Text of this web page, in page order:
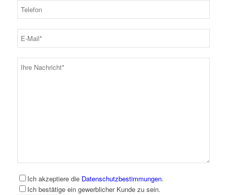
Ich akzeptiere die Datenschutzbestimmungen.
Ich bestätige ein gewerblicher Kunde zu sein.